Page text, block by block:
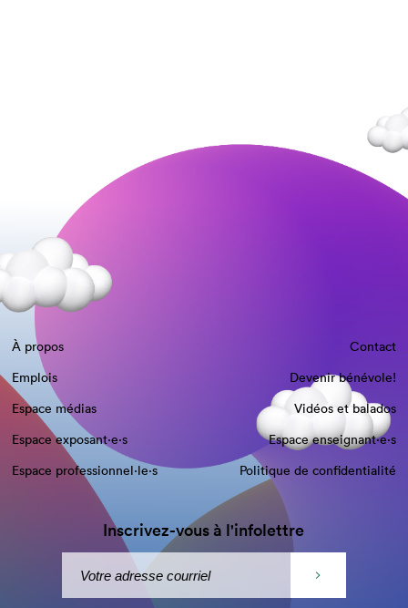
À propos
Contact
Emplois
Devenir bénévole!
Espace médias
Vidéos et balados
Espace exposant·e⋅s
Espace enseignant·e⋅s
Espace professionnel·le⋅s
Politique de confidentialité
Inscrivez-vous à l'infolettre